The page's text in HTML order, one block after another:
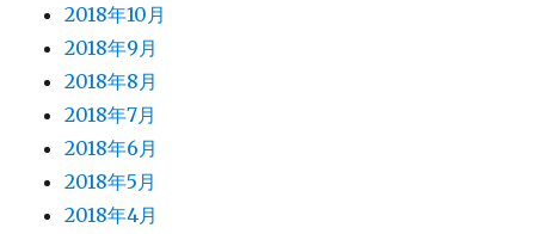
2018年10月
2018年9月
2018年8月
2018年7月
2018年6月
2018年5月
2018年4月